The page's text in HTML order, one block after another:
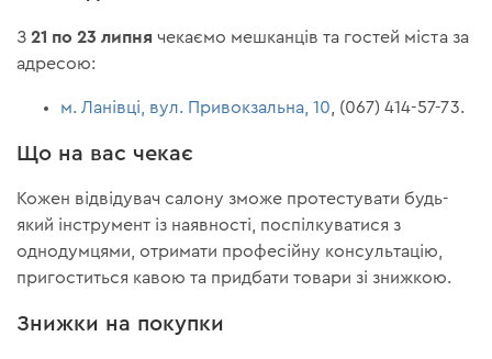
З21 по 23 липня чекаємо мешканців та гостей міста за
адресою:
м. Ланівці, вул. Привокзальна, 10 , (067) 414-57-73.
Що на вас чекає
Кожен відвідувач салону зможе протестувати будь-
який інструмент із наявності, поспілкуватися з
однодумцями, отримати професійну консультацію,
пригоститься кавою та придбати товари зі знижкою.
Знижки на покупки